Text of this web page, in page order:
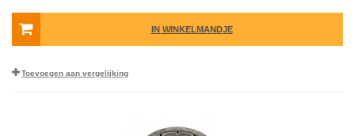
IN WINKELMANDJE
Toevoegen aan vergelijking